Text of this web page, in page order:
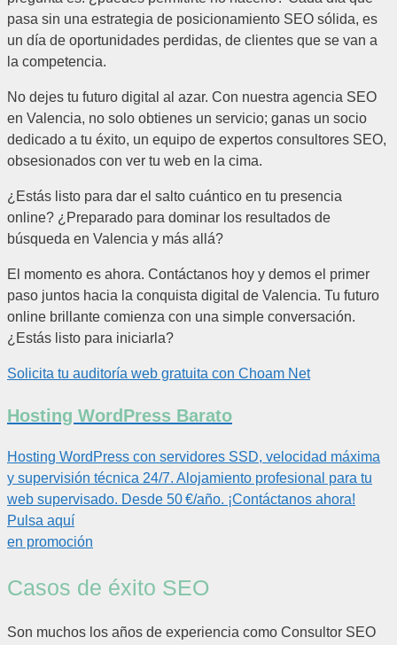
pasa sin una estrategia de posicionamiento SEO sólida, es
un día de oportunidades perdidas, de clientes que se van a
la competencia.
No dejes tu futuro digital al azar. Con nuestra agencia SEO
en Valencia, no solo obtienes un servicio; ganas un socio
dedicado a tu éxito, un equipo de expertos consultores SEO,
obsesionados con ver tu web en la cima.
¿Estás listo para dar el salto cuántico en tu presencia
online? ¿Preparado para dominar los resultados de
búsqueda en Valencia y más allá?
El momento es ahora. Contáctanos hoy y demos el primer
paso juntos hacia la conquista digital de Valencia. Tu futuro
online brillante comienza con una simple conversación.
¿Estás listo para iniciarla?
Solicita tu auditoría web gratuita con Choam Net
Hosting WordPress Barato
Hosting WordPress con servidores SSD, velocidad máxima
y supervisión técnica 24/7. Alojamiento profesional para tu
web supervisado. Desde 50 €/año. ¡Contáctanos ahora!
Pulsa aquí
en promoción
Casos de éxito SEO
Son muchos los años de experiencia como Consultor SEO